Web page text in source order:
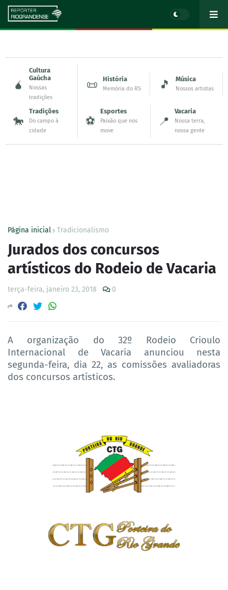
🧉
Cultura
Gaúcha
Nossas
tradições
📜 História
Memória do RS 🎵 Música
Nossos artistas
🐎
Tradições
Do campo à
cidade
⚽
Esportes
Paixão que nos
move
📍
Vacaria
Nossa terra,
nossa gente
Página inicial Tradicionalismo
Jurados dos concursos
artísticos do Rodeio de Vacaria
terça-feira, janeiro 23, 2018 0
A organização do 32º Rodeio Crioulo
Internacional de Vacaria anunciou nesta
segunda-feira, dia 22, as comissões avaliadoras
dos concursos artísticos.